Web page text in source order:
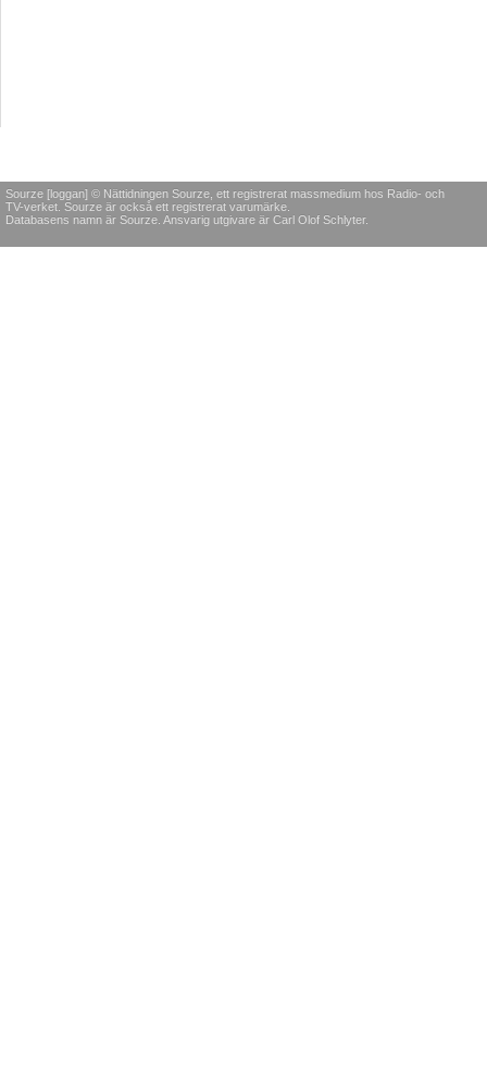
Sourze [loggan] © Nättidningen Sourze, ett registrerat massmedium hos Radio- och
TV-verket. Sourze är också ett registrerat varumärke.
Databasens namn är Sourze. Ansvarig utgivare är Carl Olof Schlyter.